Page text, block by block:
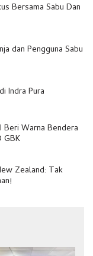
Bersama Sabu Dan
dan Pengguna Sabu
Indra Pura
Beri Warna Bendera
GBK
Zealand: Tak